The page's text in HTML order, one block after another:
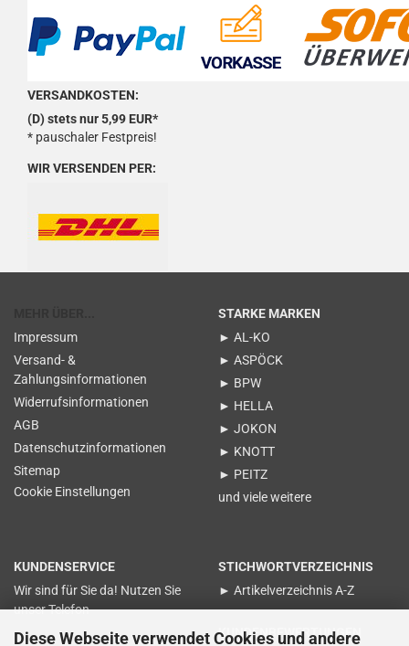
Diese Webseite verwendet Cookies und andere
VERSANDKOSTEN:
(D) stets nur 5,99 EUR*
* pauschaler Festpreis!
WIR VERSENDEN PER:
Impressum
Versand- &
Zahlungsinformationen
Widerrufsinformationen
AGB
Datenschutzinformationen
Sitemap
Cookie Einstellungen
STARKE MARKEN
► AL-KO
► ASPÖCK
► BPW
► HELLA
► JOKON
► KNOTT
► PEITZ
und viele weitere
KUNDENSERVICE
Wir sind für Sie da! Nutzen Sie
unser Telefon
STICHWORTVERZEICHNIS
► Artikelverzeichnis A-Z
KUNDENBEWERTUNGEN